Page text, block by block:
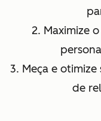
2. Maximize
3. Meça e
de